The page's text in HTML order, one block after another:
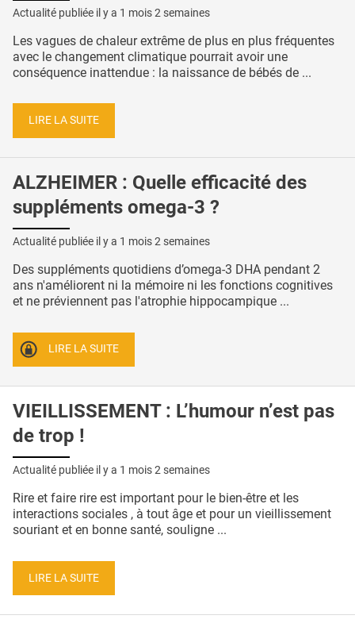
Actualité publiée il y a 1 mois 2 semaines
Les vagues de chaleur extrême de plus en plus fréquentes
avec le changement climatique pourrait avoir une
conséquence inattendue : la naissance de bébés de ...
LIRE LA SUITE
ALZHEIMER : Quelle efficacité des
suppléments omega-3 ?
Actualité publiée il y a 1 mois 2 semaines
Des suppléments quotidiens d’omega-3 DHA pendant 2
ans n'améliorent ni la mémoire ni les fonctions cognitives
et ne préviennent pas l'atrophie hippocampique ...
LIRE LA SUITE
VIEILLISSEMENT : L’humour n’est pas
de trop !
Actualité publiée il y a 1 mois 2 semaines
Rire et faire rire est important pour le bien-être et les
interactions sociales , à tout âge et pour un vieillissement
souriant et en bonne santé, souligne ...
LIRE LA SUITE